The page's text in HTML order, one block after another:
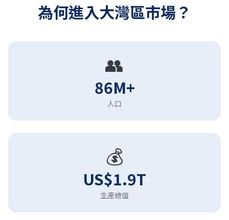
為何進入大灣區市場？
👥
86M+
人口
💰
US$1.9T
生產總值